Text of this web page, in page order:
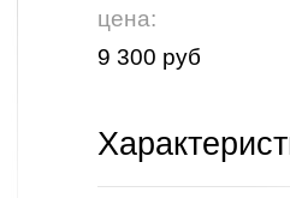
цена:
9 300 руб